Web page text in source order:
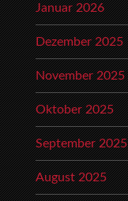
Januar 2026
Dezember 2025
November 2025
Oktober 2025
September 2025
August 2025